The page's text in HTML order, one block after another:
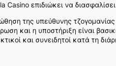
Casino επιδιώκει να
της υπεύθυνης τζογομανίας
και η υποστήριξη είναι
και συνειδητοί κατά τη